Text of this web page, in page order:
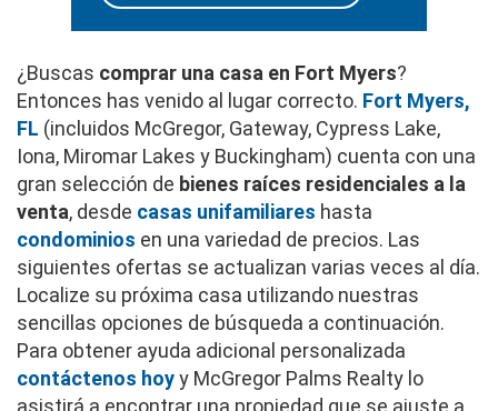
¿Buscas comprar una casa en Fort Myers?
Entonces has venido al lugar correcto. Fort Myers,
FL (incluidos McGregor, Gateway, Cypress Lake,
Iona, Miromar Lakes y Buckingham) cuenta con una
gran selección de bienes raíces residenciales a la
venta, desde casas unifamiliares hasta
condominios en una variedad de precios. Las
siguientes ofertas se actualizan varias veces al día.
Localize su próxima casa utilizando nuestras
sencillas opciones de búsqueda a continuación.
Para obtener ayuda adicional personalizada
contáctenos hoyy McGregor Palms Realty lo
asistirá a encontrar una propiedad que se ajuste a